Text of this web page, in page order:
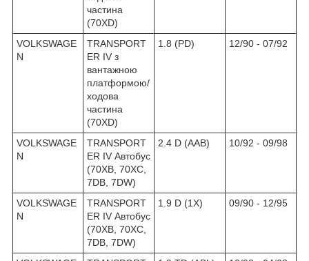
частина
(70XD)
VOLKSWAGE
N
TRANSPORT
ER IV з
вантажною
платформою/
ходова
частина
(70XD)
1.8 (PD) 12/90 - 07/92
VOLKSWAGE
N
TRANSPORT
ER IV Автобус
(70XB, 70XC,
7DB, 7DW)
2.4 D (AAB) 10/92 - 09/98
VOLKSWAGE
N
TRANSPORT
ER IV Автобус
(70XB, 70XC,
7DB, 7DW)
1.9 D (1X) 09/90 - 12/95